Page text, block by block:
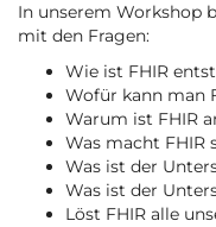
I n unserem Workshop
mit den Fragen:
W ie ist FHIR
Wofür kann man
W arum ist FHIR
W as macht
W as ist der
W as ist der
L öst FHIR alle